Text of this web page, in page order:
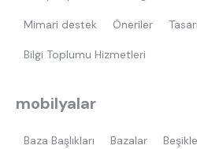
Mimari destek Öneriler
Bilgi Toplumu Hizmetleri
mobilyalar
Baza Başlıkları Bazalar